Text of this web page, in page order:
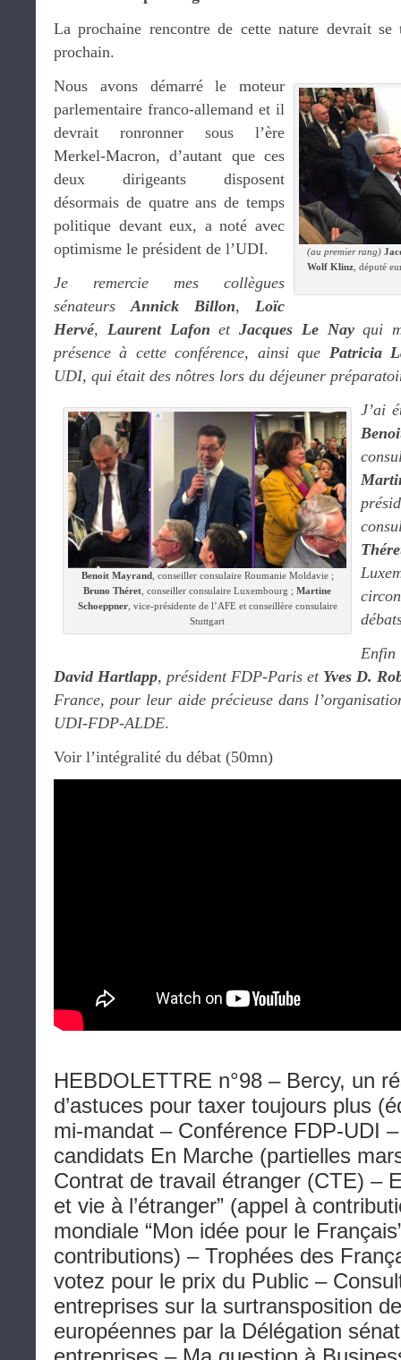
La prochaine rencontre de cette nature devrait
prochain.
(au premier rang)
Wolf Klinz , député
Nous avons démarré le moteur
parlementaire franco-allemand et il
devrait ronronner sous l’ère
Merkel-Macron, d’autant que ces
deux dirigeants disposent
désormais de quatre ans de temps
politique devant eux, a noté avec
optimisme le président de l’UDI.
Je remercie mes collègues
sénateursAnnick Billon, Loïc
Hervé, Laurent Lafon et Jacques Le Nayqui
présence à cette conférence, ainsi que Patricia
UDI, qui était des nôtres lors du déjeuner
Benoit Mayrand, conseiller consulaire Roumanie Moldavie ;
Bruno Théret , conseiller consulaire Luxembourg ; Martine
Schoeppner, vice-présidente de l’AFE et conseillère consulaire
Stuttgart
J’ai
Enfin
David Hartlapp, président FDP-Paris et Yves D.
France, pour leur aide précieuse dans
UDI-FDP-ALDE.
Voir l’intégralité du débat (50mn)
HEBDOLETTRE n°98 – Bercy, un
d’astuces pour taxer toujours plus
mi-mandat – Conférence FDP-UDI
candidats En Marche (partielles
Contrat de travail étranger (CTE) –
et vie à l’étranger” (appel à
mondiale “Mon idée pour le
contributions) – Trophées des
votez pour le prix du Public –
entreprises sur la surtransposition
européennes par la Délégation